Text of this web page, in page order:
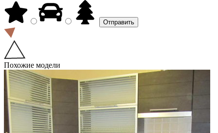
Похожие модели